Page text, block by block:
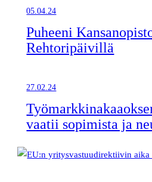
05.04.24
Puheeni
Rehtoripäivillä
27.02.24
vaatii sopimista ja